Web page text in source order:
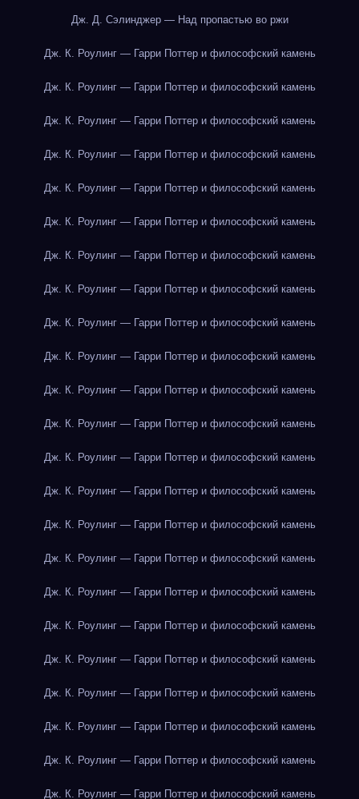
Дж. Д. Сэлинджер — Над пропастью во ржи
Дж. К. Роулинг — Гарри Поттер и философский камень
Дж. К. Роулинг — Гарри Поттер и философский камень
Дж. К. Роулинг — Гарри Поттер и философский камень
Дж. К. Роулинг — Гарри Поттер и философский камень
Дж. К. Роулинг — Гарри Поттер и философский камень
Дж. К. Роулинг — Гарри Поттер и философский камень
Дж. К. Роулинг — Гарри Поттер и философский камень
Дж. К. Роулинг — Гарри Поттер и философский камень
Дж. К. Роулинг — Гарри Поттер и философский камень
Дж. К. Роулинг — Гарри Поттер и философский камень
Дж. К. Роулинг — Гарри Поттер и философский камень
Дж. К. Роулинг — Гарри Поттер и философский камень
Дж. К. Роулинг — Гарри Поттер и философский камень
Дж. К. Роулинг — Гарри Поттер и философский камень
Дж. К. Роулинг — Гарри Поттер и философский камень
Дж. К. Роулинг — Гарри Поттер и философский камень
Дж. К. Роулинг — Гарри Поттер и философский камень
Дж. К. Роулинг — Гарри Поттер и философский камень
Дж. К. Роулинг — Гарри Поттер и философский камень
Дж. К. Роулинг — Гарри Поттер и философский камень
Дж. К. Роулинг — Гарри Поттер и философский камень
Дж. К. Роулинг — Гарри Поттер и философский камень
Дж. К. Роулинг — Гарри Поттер и философский камень